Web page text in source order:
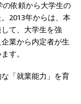
の依頼から大学生の
2013年からは、本
て、大学生を強
業から内定者が生
す。
な「就業能力」を育